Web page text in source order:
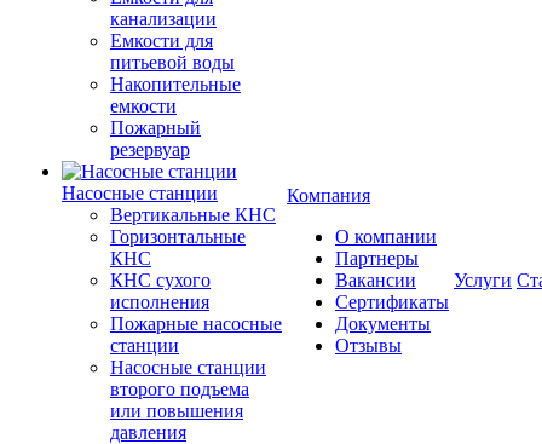
канализации
Емкости для
питьевой воды
Накопительные
емкости
Пожарный
резервуар
Насосные станции
Вертикальные КНС
Горизонтальные
КНС
КНС сухого
исполнения
Пожарные насосные
станции
Насосные cтанции
второго подъема
или повышения
давления
Компания
О компании
Партнеры
Вакансии
Сертификаты
Документы
Отзывы
Услуги